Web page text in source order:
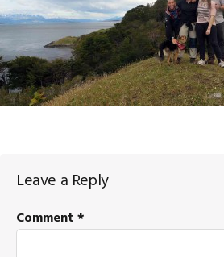
Reader
Interactions
Leave a Reply
Comment*